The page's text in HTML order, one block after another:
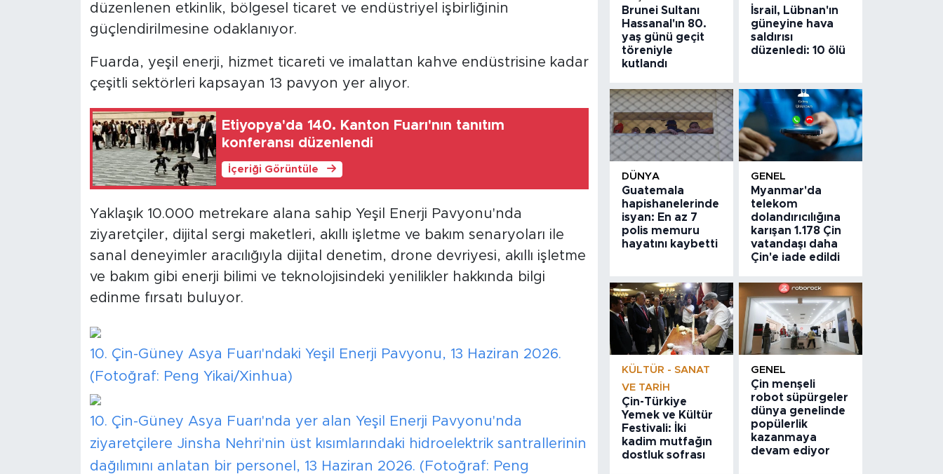
düzenlenen etkinlik, bölgesel ticaret ve endüstriyel işbirliğinin
güçlendirilmesine odaklanıyor.
Fuarda, yeşil enerji, hizmet ticareti ve imalattan kahve endüstrisine kadar
çeşitli sektörleri kapsayan 13 pavyon yer alıyor.
Etiyopya'da 140. Kanton Fuarı'nın tanıtım
konferansı düzenlendi
İçeriği Görüntüle
Yaklaşık 10.000 metrekare alana sahip Yeşil Enerji Pavyonu'nda
ziyaretçiler, dijital sergi maketleri, akıllı işletme ve bakım senaryoları ile
sanal deneyimler aracılığıyla dijital denetim, drone devriyesi, akıllı işletme
ve bakım gibi enerji bilimi ve teknolojisindeki yenilikler hakkında bilgi
edinme fırsatı buluyor.
10. Çin-Güney Asya Fuarı'ndaki Yeşil Enerji Pavyonu, 13 Haziran 2026.
(Fotoğraf: Peng Yikai/Xinhua)
10. Çin-Güney Asya Fuarı'nda yer alan Yeşil Enerji Pavyonu'nda
ziyaretçilere Jinsha Nehri'nin üst kısımlarındaki hidroelektrik santrallerinin
dağılımını anlatan bir personel, 13 Haziran 2026. (Fotoğraf: Peng
Brunei Sultanı
Hassanal'ın 80.
yaş günü geçit
töreniyle
kutlandı
İsrail, Lübnan'ın
güneyine hava
saldırısı
düzenledi: 10 ölü
DÜNYA
Guatemala
hapishanelerinde
isyan: En az 7
polis memuru
hayatını kaybetti
GENEL
Myanmar'da
telekom
dolandırıcılığına
karışan 1.178 Çin
vatandaşı daha
Çin'e iade edildi
KÜLTÜR - SANAT
VE TARIH
Çin-Türkiye
Yemek ve Kültür
Festivali: İki
kadim mutfağın
dostluk sofrası
GENEL
Çin menşeli
robot süpürgeler
dünya genelinde
popülerlik
kazanmaya
devam ediyor